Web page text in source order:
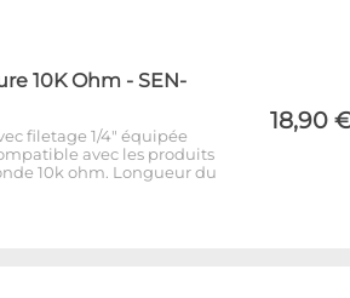
10K Ohm - SEN-
filetage 1/4" équipée
avec les produits
10k ohm. Longueur du
18,90